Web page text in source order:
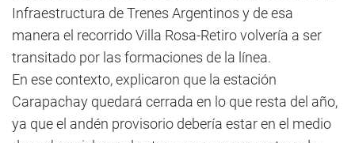
Infraestructura de Trenes Argentinos y de esa
manera el recorrido Villa Rosa-Retiro volvería a ser
transitado por las formaciones de la línea.
En ese contexto, explicaron que la estación
Carapachay quedará cerrada en lo que resta del año,
ya que el andén provisorio debería estar en el medio